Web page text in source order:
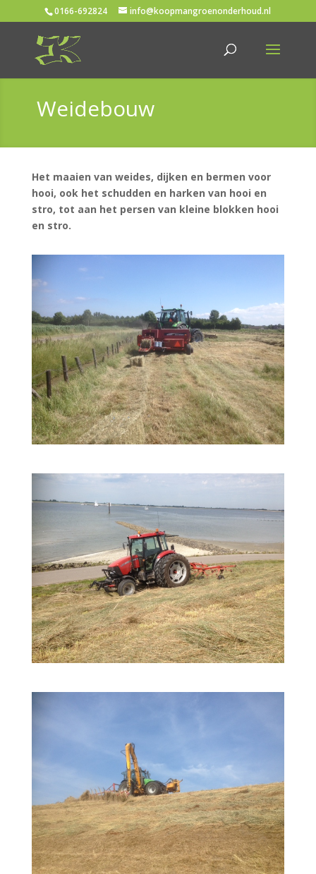
0166-692824 info@koopmangroenonderhoud.nl
Weidebouw
Het maaien van weides, dijken en bermen voor
hooi, ook het schudden en harken van hooi en
stro, tot aan het persen van kleine blokken hooi
en stro.